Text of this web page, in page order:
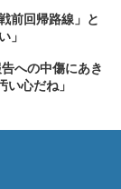
前回帰路線」と
」
への中傷にあき
心だね」